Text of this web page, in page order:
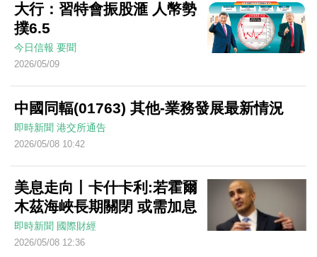
大行：習特會振股滙 人幣勢
撲6.5
今日信報 要聞
2026/05/09
中國同輻(01763) 其他-業務發展最新情況
即時新聞 港交所通告
2026/05/08 10:42
美息走向丨卡什卡利:若霍爾
木茲海峽長期關閉 或需加息
即時新聞 國際財經
2026/05/08 12:36